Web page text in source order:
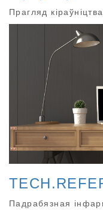
Прагляд
Падрабязная